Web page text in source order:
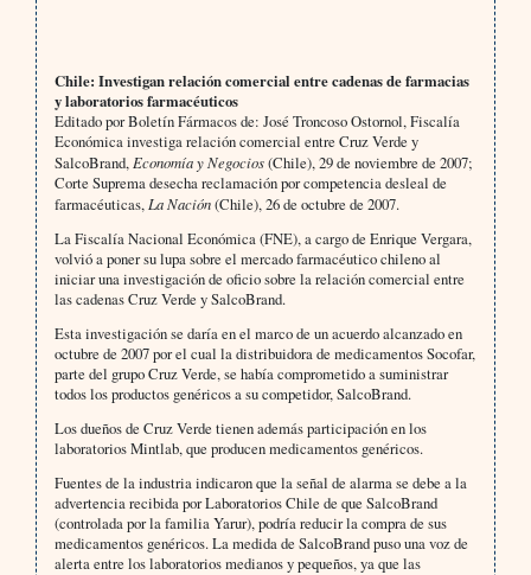
Chile: Investigan relación comercial entre cadenas de farmacias
y laboratorios farmacéuticos
Editado por Boletín Fármacos de: José Troncoso Ostornol, Fiscalía
Económica investiga relación comercial entre Cruz Verde y
SalcoBrand, Economía y Negocios(Chile), 29 de noviembre de 2007;
Corte Suprema desecha reclamación por competencia desleal de
farmacéuticas, La Nación(Chile), 26 de octubre de 2007.
La Fiscalía Nacional Económica (FNE), a cargo de Enrique Vergara,
volvió a poner su lupa sobre el mercado farmacéutico chileno al
iniciar una investigación de oficio sobre la relación comercial entre
las cadenas Cruz Verde y SalcoBrand.
Esta investigación se daría en el marco de un acuerdo alcanzado en
octubre de 2007 por el cual la distribuidora de medicamentos Socofar,
parte del grupo Cruz Verde, se había comprometido a suministrar
todos los productos genéricos a su competidor, SalcoBrand.
Los dueños de Cruz Verde tienen además participación en los
laboratorios Mintlab, que producen medicamentos genéricos.
Fuentes de la industria indicaron que la señal de alarma se debe a la
advertencia recibida por Laboratorios Chile de que SalcoBrand
(controlada por la familia Yarur), podría reducir la compra de sus
medicamentos genéricos. La medida de SalcoBrand puso una voz de
alerta entre los laboratorios medianos y pequeños, ya que las